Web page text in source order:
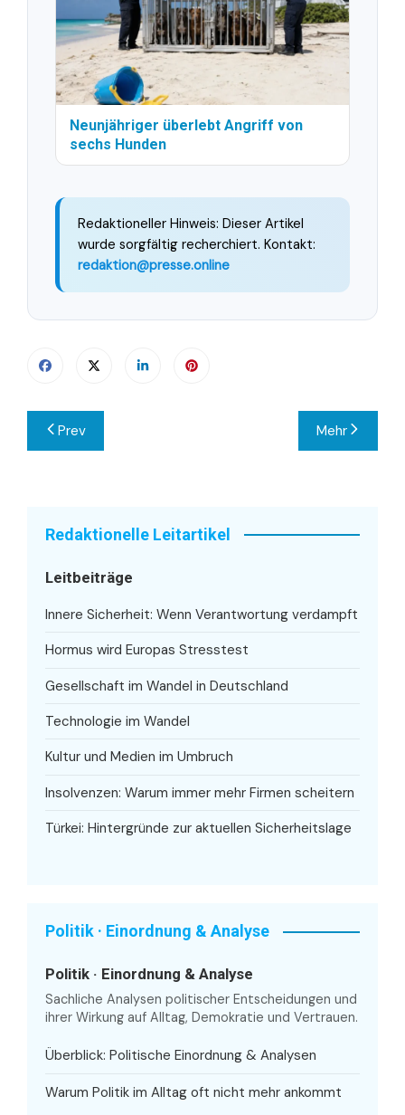
Neunjähriger überlebt Angriff von
sechs Hunden
Redaktioneller Hinweis: Dieser Artikel
wurde sorgfältig recherchiert. Kontakt:
redaktion@presse.online
Beitragsnavigation
Prev Mehr
Redaktionelle Leitartikel
Leitbeiträge
Innere Sicherheit: Wenn Verantwortung verdampft
Hormus wird Europas Stresstest
Gesellschaft im Wandel in Deutschland
Technologie im Wandel
Kultur und Medien im Umbruch
Insolvenzen: Warum immer mehr Firmen scheitern
Türkei: Hintergründe zur aktuellen Sicherheitslage
Politik · Einordnung & Analyse
Politik · Einordnung & Analyse
Sachliche Analysen politischer Entscheidungen und
ihrer Wirkung auf Alltag, Demokratie und Vertrauen.
Überblick: Politische Einordnung & Analysen
Warum Politik im Alltag oft nicht mehr ankommt